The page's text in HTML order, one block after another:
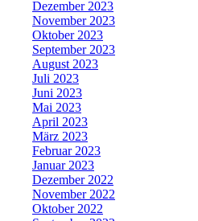
Dezember 2023
November 2023
Oktober 2023
September 2023
August 2023
Juli 2023
Juni 2023
Mai 2023
April 2023
März 2023
Februar 2023
Januar 2023
Dezember 2022
November 2022
Oktober 2022